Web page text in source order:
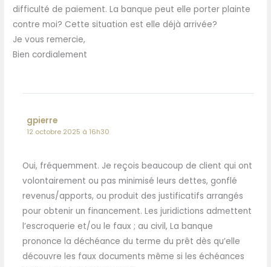
difficulté de paiement. La banque peut elle porter plainte
contre moi? Cette situation est elle déjà arrivée?
Je vous remercie,
Bien cordialement
gpierre
12 octobre 2025 à 16h30
Oui, fréquemment. Je reçois beaucoup de client qui ont
volontairement ou pas minimisé leurs dettes, gonflé
revenus/apports, ou produit des justificatifs arrangés
pour obtenir un financement. Les juridictions admettent
l’escroquerie et/ou le faux ; au civil, La banque
prononce la déchéance du terme du prêt dès qu’elle
découvre les faux documents même si les échéances